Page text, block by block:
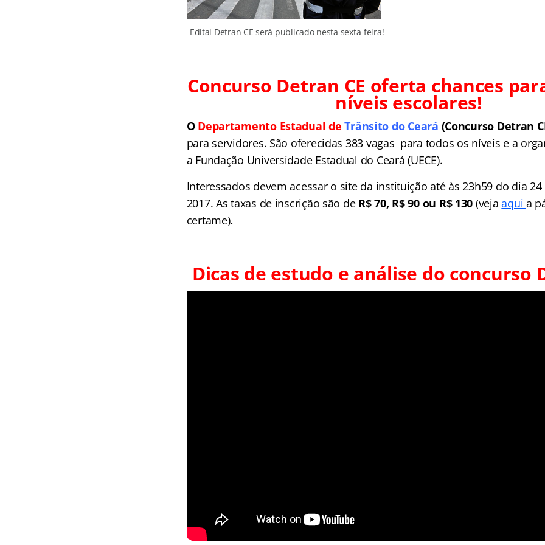
Edital Detran CE será publicado nesta sexta-feira!
Concurso Detran CE oferta chances
níveis escolares!
O Departamento Estadual de Trânsito do Ceará (Concurso Detran
para servidores. São oferecidas 383 vagas para todos os níveis e a
a Fundação Universidade Estadual do Ceará (UECE).
Interessados devem acessar o site da instituição até às 23h59 do dia
2017. As taxas de inscrição são de R$ 70, R$ 90 ou R$ 130 (vejaaqui a
certame).
Dicas de estudo e análise do concurso